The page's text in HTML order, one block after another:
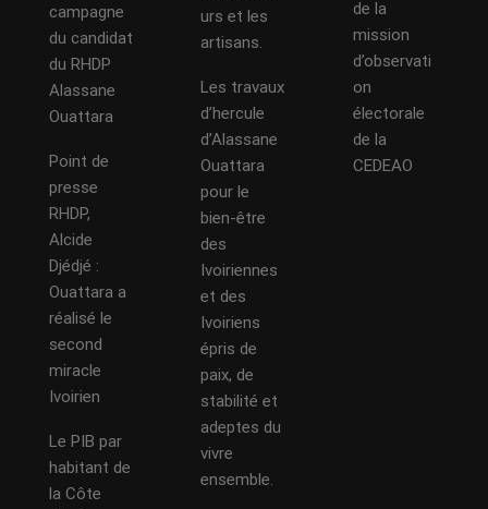
campagne
du candidat
du RHDP
Alassane
Ouattara
Point de
presse
RHDP,
Alcide
Djédjé :
Ouattara a
réalisé le
second
miracle
Ivoirien
Le PIB par
habitant de
la Côte
urs et les
artisans.
Les travaux
d’hercule
d’Alassane
Ouattara
pour le
bien-être
des
Ivoiriennes
et des
Ivoiriens
épris de
paix, de
stabilité et
adeptes du
vivre
ensemble.
de la
mission
d’observati
on
électorale
de la
CEDEAO